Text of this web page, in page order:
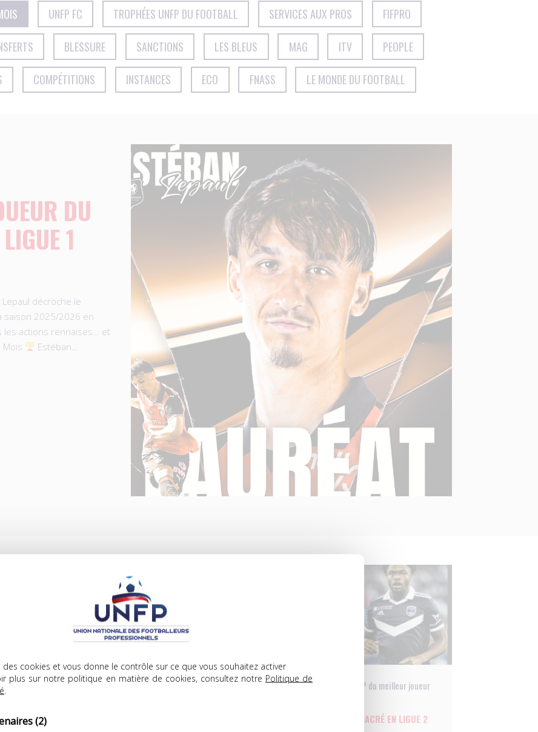
des cookies et vous donne le contrôle sur ce que vous souhaitez activer
plus sur notre politique en matière de cookies, consultez notre Politique de
(2)
UNFP FC TROPHÉES UNFP DU FOOTBALL SERVICES AUX PROS FIFPRO
BLESSURE SANCTIONS LES BLEUS MAG ITV PEOPLE
COMPÉTITIONS INSTANCES ECO FNASS LE MONDE DU FOOTBALL
DU
1
Lepaul décroche le
saison 2025/2026 en
les actions rennaises… et
Mois
Estéban…
UNFP du meilleur joueur
DÉCALÉE DE JÉRÉMY
Trophées UNFP du meilleur joueur
Trophées UNFP du meilleur joueur
JOSH MAJA, SACRÉ EN LIGUE 2